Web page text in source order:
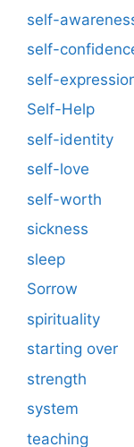
self-
self-
self-
Self-Help
self-identity
self-love
self-worth
sickness
sleep
Sorrow
spirituality
starting over
strength
system
teaching